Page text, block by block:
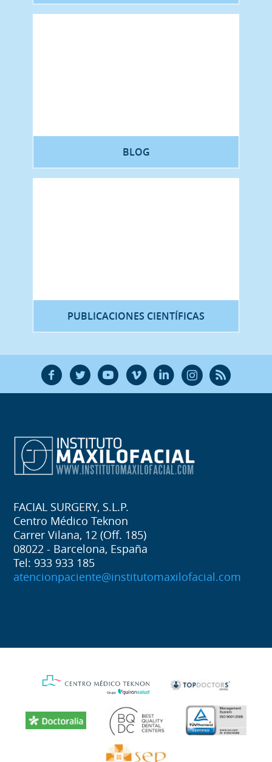
BLOG
PUBLICACIONES CIENTÍFICAS
F T Y V L Ñ R
FACIAL SURGERY, S.L.P.
Centro Médico Teknon
Carrer Vilana, 12 (Off. 185)
08022 - Barcelona, España
Tel: 933 933 185
atencionpaciente@institutomaxilofacial.com